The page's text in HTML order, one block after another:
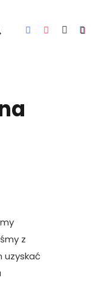
z
uzyskać